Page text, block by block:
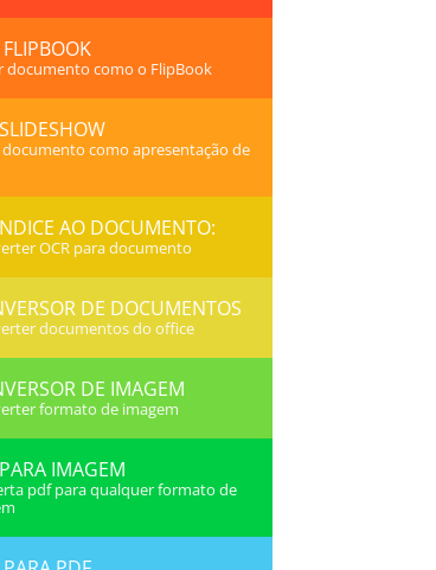
documento como o FlipBook
documento como apresentação de
AO DOCUMENTO:
OCR para documento
DE DOCUMENTOS
documentos do office
DE IMAGEM
formato de imagem
IMAGEM
pdf para qualquer formato de